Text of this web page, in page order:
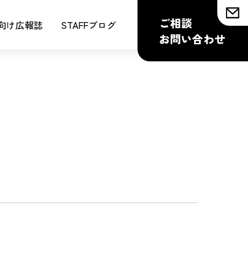
け広報誌 STAFFブログ
ご相談
お問い合わせ